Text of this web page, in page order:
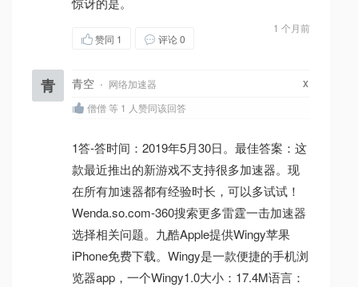
1 个月前
赞同 1 评论 0
青 青空 · 网络加速器 x
僧僧 等 1 人赞同该回答
1答-答时间：2019年5月30日。最佳答案：这
款最近推出的新游戏不支持很多加速器。现
在所有加速器都有经验时长，可以多试试！
Wenda.so.com-360搜索更多雷霆一击加速器
选择相关问题。九酷Apple提供Wingy苹果
iPhone免费下载。Wingy是一款便捷的手机浏
览器app，一个Wingy1.0大小：17.4M语言：